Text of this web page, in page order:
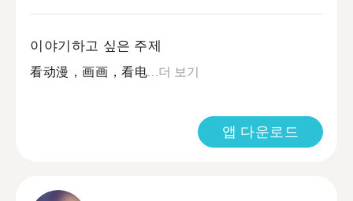
이야기하고 싶은 주제
看动漫，画画，看电...더 보기
앱 다운로드